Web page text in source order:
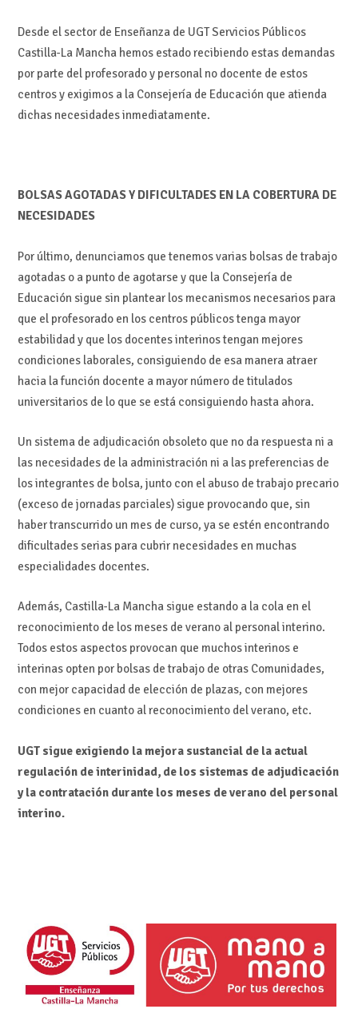
Desde el sector de Enseñanza de UGT Servicios Públicos
Castilla-La Mancha hemos estado recibiendo estas demandas
por parte del profesorado y personal no docente de estos
centros y exigimos a la Consejería de Educación que atienda
dichas necesidades inmediatamente.
BOLSAS AGOTADAS Y DIFICULTADES EN LA COBERTURA DE
NECESIDADES
Por último, denunciamos que tenemos varias bolsas de trabajo
agotadas o a punto de agotarse y que la Consejería de
Educación sigue sin plantear los mecanismos necesarios para
que el profesorado en los centros públicos tenga mayor
estabilidad y que los docentes interinos tengan mejores
condiciones laborales, consiguiendo de esa manera atraer
hacia la función docente a mayor número de titulados
universitarios de lo que se está consiguiendo hasta ahora.
Un sistema de adjudicación obsoleto que no da respuesta ni a
las necesidades de la administración ni a las preferencias de
los integrantes de bolsa, junto con el abuso de trabajo precario
(exceso de jornadas parciales) sigue provocando que, sin
haber transcurrido un mes de curso, ya se estén encontrando
dificultades serias para cubrir necesidades en muchas
especialidades docentes.
Además, Castilla-La Mancha sigue estando a la cola en el
reconocimiento de los meses de verano al personal interino.
Todos estos aspectos provocan que muchos interinos e
interinas opten por bolsas de trabajo de otras Comunidades,
con mejor capacidad de elección de plazas, con mejores
condiciones en cuanto al reconocimiento del verano, etc.
UGT sigue exigiendo la mejora sustancial de la actual
regulación de interinidad, de los sistemas de adjudicación
y la contratación durante los meses de verano del personal
interino.